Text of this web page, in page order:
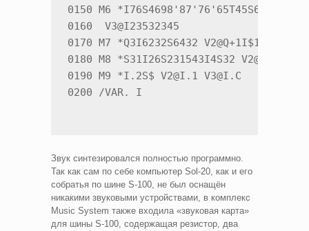
0150 M6 *I76S4698'87'76'65T45S6
0160  V3@I23532345
0170 M7 *Q3I6232S6432 V2@Q+1I$101$1
0180 M8 *S31I26S231543I4S32
0190 M9 *I.2S$ V2@I.1 V3@I.C
Звук синтезировался полностью программно.
Так как сам по себе компьютер Sol-20, как и его
собратья по шине S-100, не был оснащён
никакими звуковыми устройствами, в комплекс
Music System также входила «звуковая карта»
для шины S-100, содержащая резистор, два